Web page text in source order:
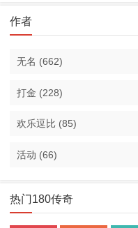
作者
无名 (662)
打金 (228)
欢乐逗比 (85)
活动 (66)
热门180传奇